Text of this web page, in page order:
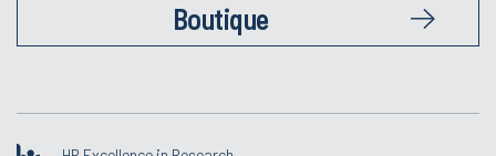
Boutique